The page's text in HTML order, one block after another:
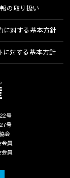
号
号
会
員
員
の取り扱い
に対する基本方針
に対する基本方針